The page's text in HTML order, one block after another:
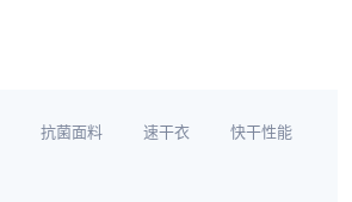
抗菌面料 速干衣 快干性能